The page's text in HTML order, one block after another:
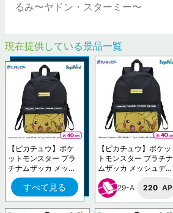
るみ〜ヤドン・スターミー〜
現在提供している景品一覧
【ピカチュウ】ポケ
ットモンスター プラ
チナムザッカ メッシ
ュデザインリュックV
ol.1.5すべて見る
【ピカチュウ】ポケッ
トモンスター プラチナ
ムザッカ メッシュデザ
インリュックVol.1.5
29-A
220 AP